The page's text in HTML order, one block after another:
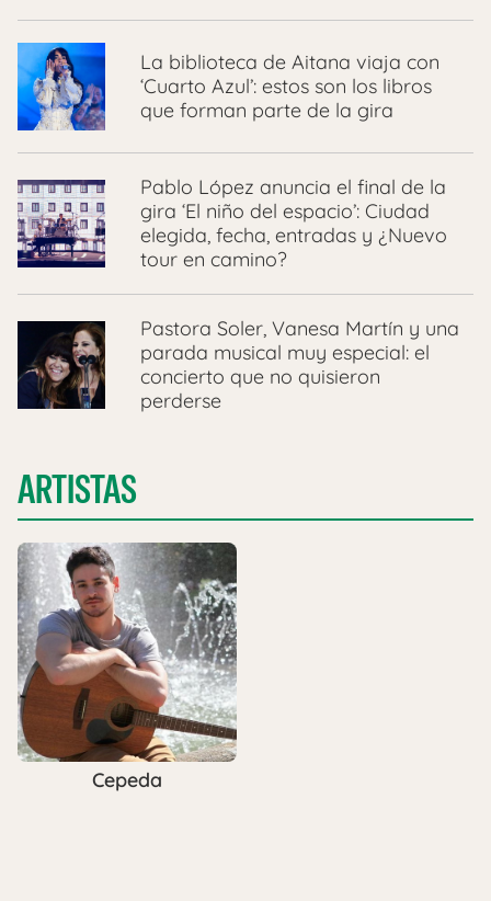
La biblioteca de Aitana viaja con
‘Cuarto Azul’: estos son los libros
que forman parte de la gira
Pablo López anuncia el final de la
gira ‘El niño del espacio’: Ciudad
elegida, fecha, entradas y ¿Nuevo
tour en camino?
Pastora Soler, Vanesa Martín y una
parada musical muy especial: el
concierto que no quisieron
perderse
ARTISTAS
Cepeda